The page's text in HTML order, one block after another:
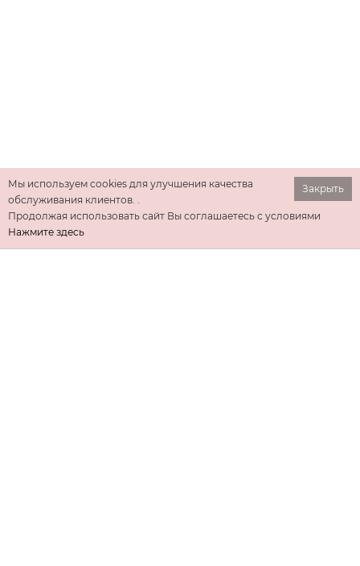
Закрыть
Мы используем cookies для улучшения качества
обслуживания клиентов. .
Продолжая использовать сайт Вы соглашаетесь с условиями
Нажмите здесь